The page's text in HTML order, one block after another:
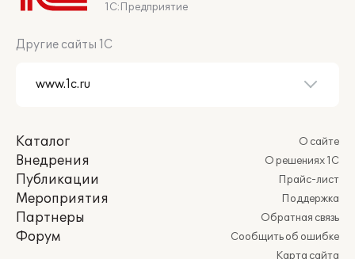
1С:Предприятие
Другие сайты 1С
Каталог
Внедрения
Публикации
Мероприятия
Партнеры
Форум
О сайте
О решениях 1С
Прайс-лист
Поддержка
Обратная связь
Сообщить об ошибке
Карта сайта